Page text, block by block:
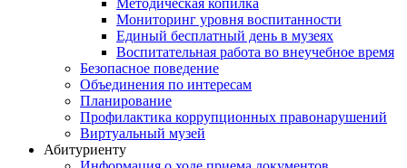
Методическая копилка
Мониторинг уровня воспитанности
Единый бесплатный день в музеях
Воспитательная работа во внеучебное время
Безопасное поведение
Объединения по интересам
Планирование
Профилактика коррупционных правонарушений
Виртуальный музей
Абитуриенту